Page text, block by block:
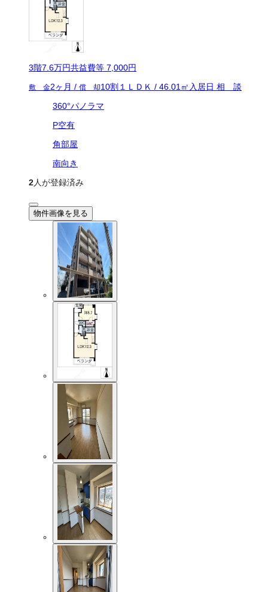
3階7.6万円共益費等 7,000円
敷 金2ヶ月 / 償 却10割 １ＬＤＫ / 46.01㎡ 入居日 相 談
360°パノラマ
P空有
角部屋
南向き
2人が登録済み
物件画像を見る